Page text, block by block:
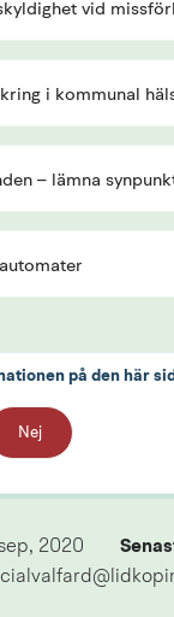
vid
i kommunal
– lämna
på den här
Nej
sep, 2020